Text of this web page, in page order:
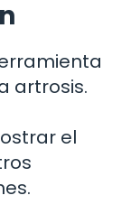
artrosis.
el